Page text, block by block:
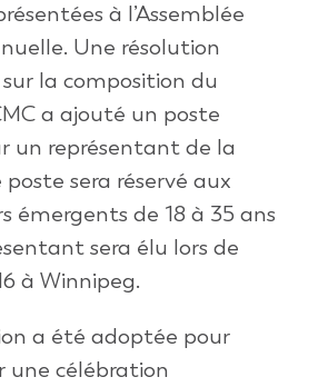
à l’Assemblée
Une résolution
la composition du
a ajouté un poste
un représentant de la
poste sera réservé aux
émergents de 18 à 35 ans
sera élu lors de
à Winnipeg.
a été adoptée pour
une célébration